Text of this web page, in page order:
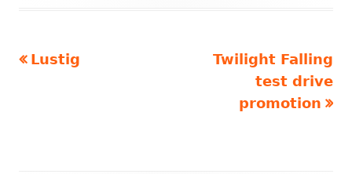
Beitragsnavigation
Vorheriger
Lustig
Nächster
Beitrag
Twilight Falling
test drive
promotion